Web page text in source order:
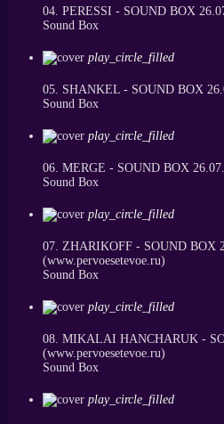
04. PERESSI - SOUND BOX
Sound Box
play_circle_filled
05. SHANKEL - SOUND BOX
Sound Box
play_circle_filled
06. MERGE - SOUND BOX
Sound Box
play_circle_filled
07. ZHARIKOFF - SOUND BOX
(www.pervoesetevoe.ru)
Sound Box
play_circle_filled
08. MIKALAI HANCHARUK -
(www.pervoesetevoe.ru)
Sound Box
play_circle_filled